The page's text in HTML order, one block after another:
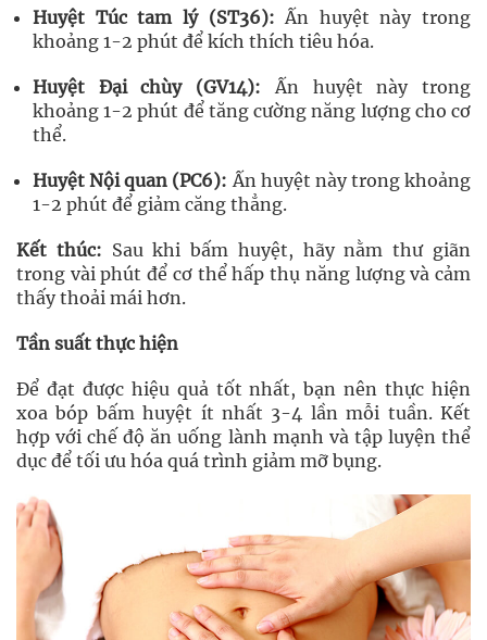
Huyệt Túc tam lý (ST36): Ấn huyệt này trong
khoảng 1-2 phút để kích thích tiêu hóa.
Huyệt Đại chùy (GV14): Ấn huyệt này trong
khoảng 1-2 phút để tăng cường năng lượng cho cơ
thể.
Huyệt Nội quan (PC6): Ấn huyệt này trong khoảng
1-2 phút để giảm căng thẳng.
Kết thúc: Sau khi bấm huyệt, hãy nằm thư giãn
trong vài phút để cơ thể hấp thụ năng lượng và cảm
thấy thoải mái hơn.
Tần suất thực hiện
Để đạt được hiệu quả tốt nhất, bạn nên thực hiện
xoa bóp bấm huyệt ít nhất 3-4 lần mỗi tuần. Kết
hợp với chế độ ăn uống lành mạnh và tập luyện thể
dục để tối ưu hóa quá trình giảm mỡ bụng.